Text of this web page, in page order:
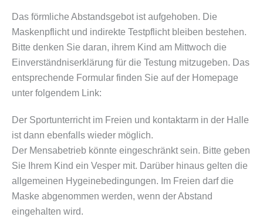
Das förmliche Abstandsgebot ist aufgehoben. Die
Maskenpflicht und indirekte Testpflicht bleiben bestehen.
Bitte denken Sie daran, ihrem Kind am Mittwoch die
Einverständniserklärung für die Testung mitzugeben. Das
entsprechende Formular finden Sie auf der Homepage
unter folgendem Link:
Der Sportunterricht im Freien und kontaktarm in der Halle
ist dann ebenfalls wieder möglich.
Der Mensabetrieb könnte eingeschränkt sein. Bitte geben
Sie Ihrem Kind ein Vesper mit. Darüber hinaus gelten die
allgemeinen Hygeinebedingungen. Im Freien darf die
Maske abgenommen werden, wenn der Abstand
eingehalten wird.